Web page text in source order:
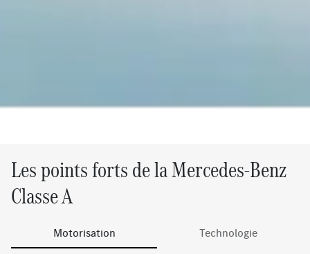
Les points forts de la Mercedes-Benz
Classe A
Motorisation Technologie